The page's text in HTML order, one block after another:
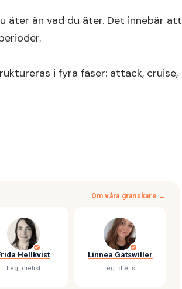
äter än vad du äter. Det innebär att
i fyra faser: attack, cruise,
Om våra granskare →
Hellkvist
Leg. dietist
Linnea Gatswiller
Leg. dietist